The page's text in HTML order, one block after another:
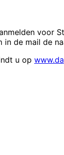
voor
in de mail de
u op